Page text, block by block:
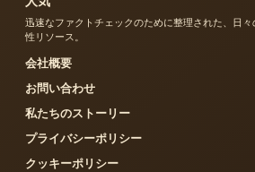
迅速なファクトチェックのために整理された、日
性リソース。
会社概要
お問い合わせ
私たちのストーリー
プライバシーポリシー
クッキーポリシー